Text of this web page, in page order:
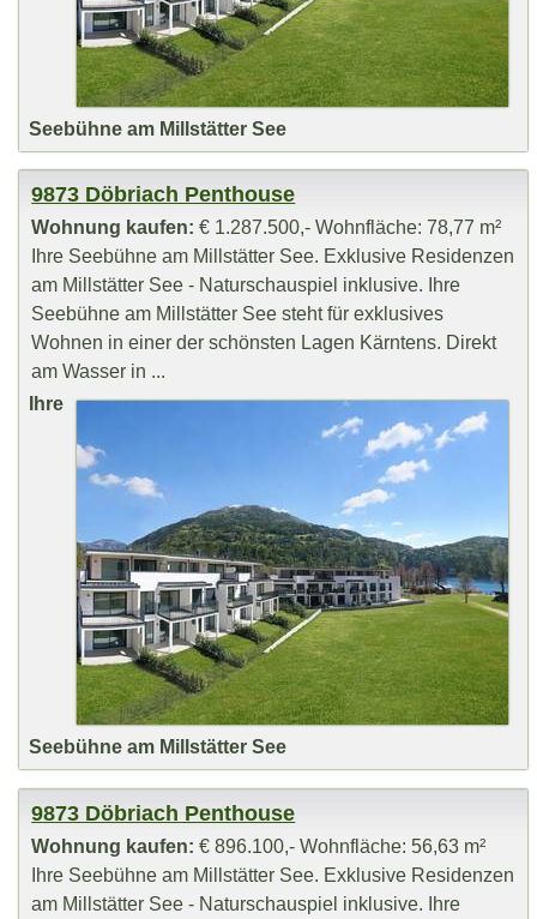
Seebühne am Millstätter See
9873 Döbriach Penthouse
Wohnung kaufen: € 1.287.500,- Wohnfläche: 78,77 m²
Ihre Seebühne am Millstätter See. Exklusive Residenzen
am Millstätter See - Naturschauspiel inklusive. Ihre
Seebühne am Millstätter See steht für exklusives
Wohnen in einer der schönsten Lagen Kärntens. Direkt
am Wasser in ...
Ihre
Seebühne am Millstätter See
9873 Döbriach Penthouse
Wohnung kaufen: € 896.100,- Wohnfläche: 56,63 m²
Ihre Seebühne am Millstätter See. Exklusive Residenzen
am Millstätter See - Naturschauspiel inklusive. Ihre